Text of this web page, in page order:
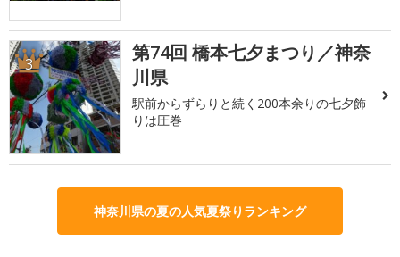
3
第74回 橋本七夕まつり／神奈
川県
駅前からずらりと続く200本余りの七夕飾
りは圧巻
神奈川県の夏の人気夏祭りランキング